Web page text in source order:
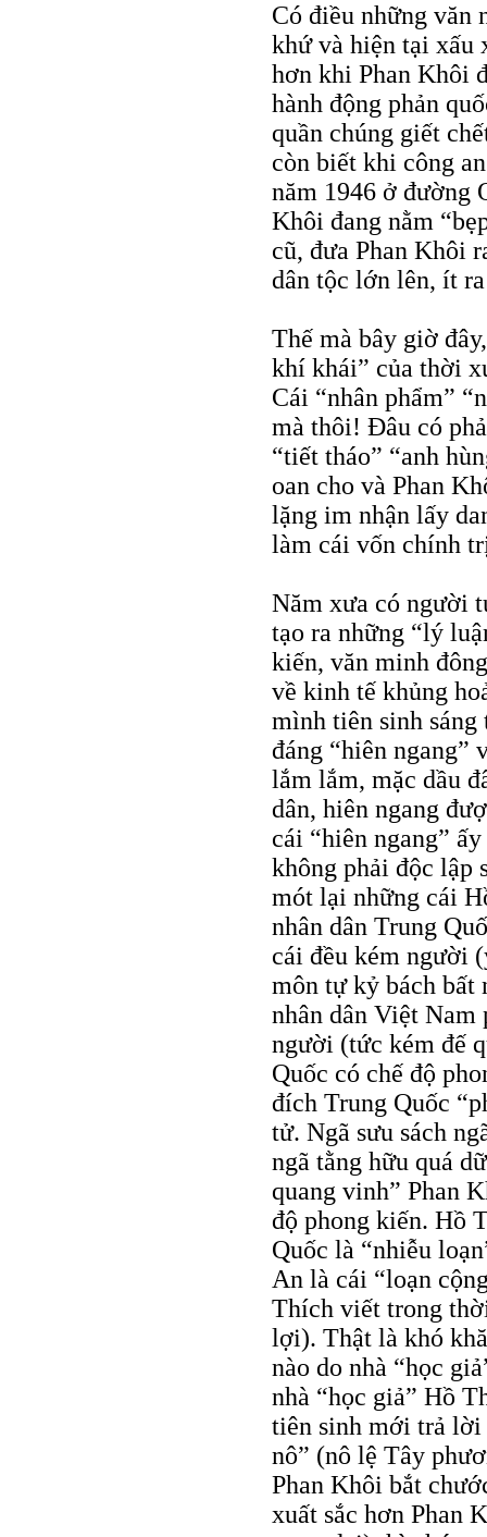
Có điều những văn
khứ và hiện tại xấu
hơn khi Phan Khôi
hành động phản
quần chúng giết
còn biết khi công
năm 1946 ở đường
Khôi đang nằm
cũ, đưa Phan Khôi
dân tộc lớn lên, ít
Thế mà bây giờ
khí khái” của thời
Cái “nhân phẩm”
mà thôi! Đâu có
“tiết tháo” “anh
oan cho và Phan
lặng im nhận lấy
làm cái vốn chính
Năm xưa có người
tạo ra những “lý
kiến, văn minh
về kinh tế khủng
mình tiên sinh
đáng “hiên ngang”
lắm lắm, mặc dầu
dân, hiên ngang
cái “hiên ngang”
không phải độc lập
mót lại những cái
nhân dân Trung
cái đều kém người
môn tự kỷ bách bất
nhân dân Việt Nam
người (tức kém đế
Quốc có chế độ
đích Trung Quốc
tử. Ngã sưu sách
ngã tằng hữu quá
quang vinh” Phan
độ phong kiến. Hồ
Quốc là “nhiễu
An là cái “loạn
Thích viết trong
lợi). Thật là khó
nào do nhà “học
nhà “học giả” Hồ
tiên sinh mới trả lời
nô” (nô lệ Tây
Phan Khôi bắt
xuất sắc hơn Phan